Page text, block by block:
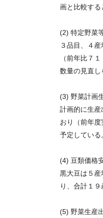
画と比較する
(2) 特定野菜
３品目、４
（前年比７
数量の見直し
(3) 野菜計画
計画的に生
おり（前年
予定している
(4) 豆類価格
黒大豆は５
り、合計１
(5) 野菜生産